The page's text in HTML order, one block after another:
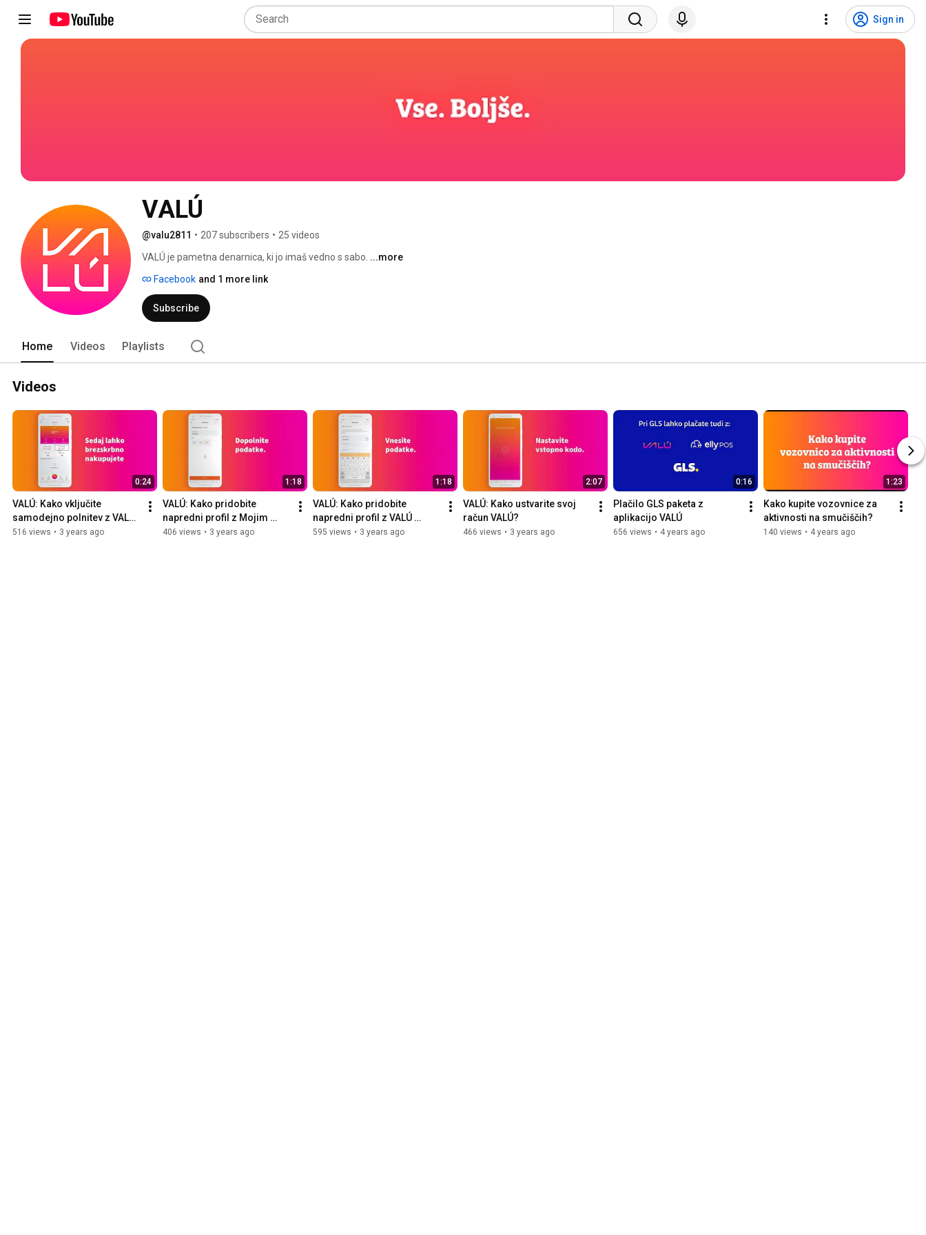
Sign in
VALÚ
@valu2811 • 207 subscribers • 25 videos
VALÚ je pametna denarnica, ki jo imaš vedno s sabo. ...more
Facebook and 1 more link
Subscribe
Home Videos Playlists
Videos
0:24
VALÚ: Kako vključite
samodejno polnitev z VALÚ
Moneto?
516 views • 3 years ago
1:18
VALÚ: Kako pridobite
napredni profil z Mojim
Telekomom?
406 views • 3 years ago
1:18
VALÚ: Kako pridobite
napredni profil z VALÚ
Moneto?
595 views • 3 years ago
2:07
VALÚ: Kako ustvarite svoj
račun VALÚ?
466 views • 3 years ago
0:16
Plačilo GLS paketa z
aplikacijo VALÚ
656 views • 4 years ago
1:23
Kako kupite vozovnice za
aktivnosti na smučiščih?
140 views • 4 years ago